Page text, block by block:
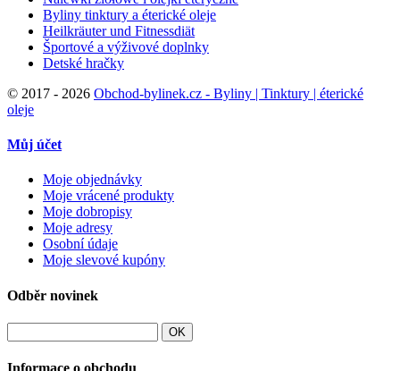
Byliny tinktury a éterické oleje
Heilkräuter und Fitnessdiät
Športové a výživové doplnky
Detské hračky
© 2017 - 2026 Obchod-bylinek.cz - Byliny | Tinktury | éterické
oleje
Můj účet
Moje objednávky
Moje vrácené produkty
Moje dobropisy
Moje adresy
Osobní údaje
Moje slevové kupóny
Odběr novinek
OK
Informace o obchodu